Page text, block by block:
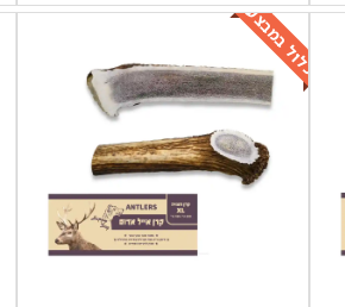
כלול במבצע